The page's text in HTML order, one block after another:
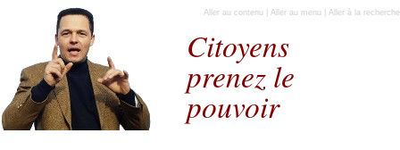
Citoyens
prenez le
pouvoir
Aller au contenu Aller au menu Aller à la recherche